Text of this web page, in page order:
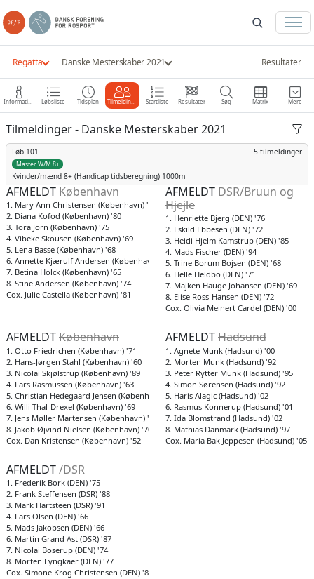
Regatta Danske Mesterskaber 2021 Resultater
Information Løbsliste Tidsplan Tilmeldinger Startliste Resultater Søg Matrix Mere
Tilmeldinger - Danske Mesterskaber 2021
Løb 101 5 tilmeldinger
Master W/M 8+
Kvinder/mænd 8+ (Handicap tidsberegning) 1000m
AFMELDTKøbenhavn
1. Mary Ann Christensen (København) '68
2. Diana Kofod (København) '80
3. Tora Jorn (København) '75
4. Vibeke Skousen (København) '69
5. Lena Basse (København) '68
6. Annette Kjærulf Andersen (København) '63
7. Betina Holck (København) '65
8. Stine Andersen (København) '74
Cox. Julie Castella (København) '81
AFMELDTDSR/Bruun og
Hjejle
1. Henriette Bjerg (DEN) '76
2. Eskild Ebbesen (DEN) '72
3. Heidi Hjelm Kamstrup (DEN) '85
4. Mads Fischer (DEN) '94
5. Trine Borum Bojsen (DEN) '68
6. Helle Heldbo (DEN) '71
7. Majken Hauge Johansen (DEN) '69
8. Elise Ross-Hansen (DEN) '72
Cox. Olivia Meinert Cardel (DEN) '00
AFMELDTKøbenhavn
1. Otto Friedrichen (København) '71
2. Hans-Jørgen Stahl (København) '60
3. Nicolai Skjølstrup (København) '89
4. Lars Rasmussen (København) '63
5. Christian Hedegaard Jensen (København) '80
6. Willi Thal-Drexel (København) '69
7. Jens Møller Martensen (København) '82
8. Jakob Øjvind Nielsen (København) '70
Cox. Dan Kristensen (København) '52
AFMELDTHadsund
1. Agnete Munk (Hadsund) '00
2. Morten Munk (Hadsund) '92
3. Peter Rytter Munk (Hadsund) '95
4. Simon Sørensen (Hadsund) '92
5. Haris Alagic (Hadsund) '02
6. Rasmus Konnerup (Hadsund) '01
7. Ida Blomstrand (Hadsund) '02
8. Mathias Danmark (Hadsund) '97
Cox. Maria Bak Jeppesen (Hadsund) '05
AFMELDT/DSR
1. Frederik Bork (DEN) '75
2. Frank Steffensen (DSR) '88
3. Mark Hartsteen (DSR) '91
4. Lars Olsen (DEN) '66
5. Mads Jakobsen (DEN) '66
6. Martin Grand Ast (DSR) '87
7. Nicolai Boserup (DEN) '74
8. Morten Lyngkaer (DEN) '77
Cox. Simone Krog Christensen (DEN) '89